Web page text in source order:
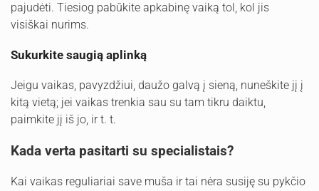
pajudėti. Tiesiog pabūkite apkabinę vaiką tol, kol jis
visiškai nurims.
Sukurkite saugią aplinką
Jeigu vaikas, pavyzdžiui, daužo galvą į sieną, nuneškite jį į
kitą vietą; jei vaikas trenkia sau su tam tikru daiktu,
paimkite jį iš jo, ir t. t.
Kada verta pasitarti su specialistais?
Kai vaikas reguliariai save muša ir tai nėra susiję su pykčio